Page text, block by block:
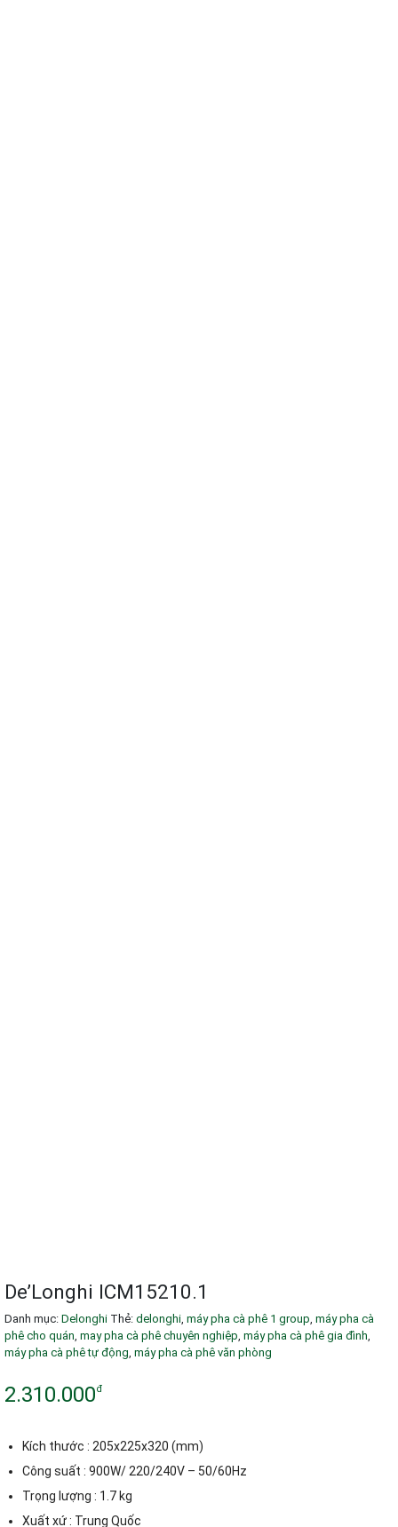
De’Longhi ICM15210.1
Danh mục: Delonghi Thẻ: delonghi, máy pha cà phê 1 group, máy pha cà
phê cho quán, may pha cà phê chuyên nghiệp, máy pha cà phê gia đình,
máy pha cà phê tự động, máy pha cà phê văn phòng
2.310.000đ
Kích thước : 205x225x320 (mm)
Công suất : 900W/ 220/240V – 50/60Hz
Trọng lượng : 1.7 kg
Xuất xứ : Trung Quốc